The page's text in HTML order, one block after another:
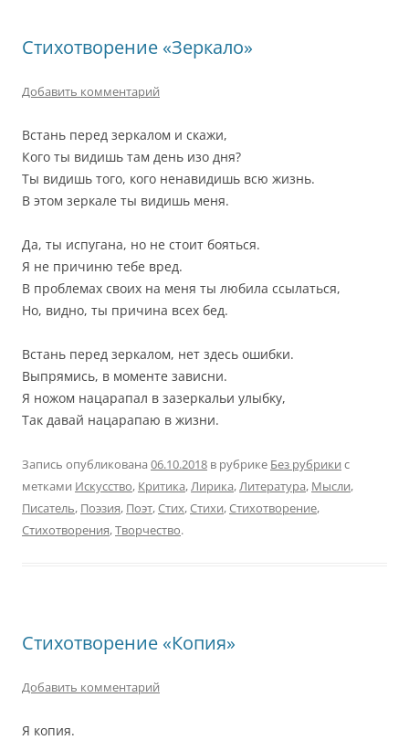
Стихотворение «Зеркало»
Добавить комментарий
Встань перед зеркалом и скажи,
Кого ты видишь там день изо дня?
Ты видишь того, кого ненавидишь всю жизнь.
В этом зеркале ты видишь меня.
Да, ты испугана, но не стоит бояться.
Я не причиню тебе вред.
В проблемах своих на меня ты любила ссылаться,
Но, видно, ты причина всех бед.
Встань перед зеркалом, нет здесь ошибки.
Выпрямись, в моменте зависни.
Я ножом нацарапал в зазеркальи улыбку,
Так давай нацарапаю в жизни.
Запись опубликована 06.10.2018 в рубрике Без рубрики с
метками Искусство, Критика,Лирика,Литература, Мысли,
Писатель, Поэзия, Поэт,Стих,Стихи,Стихотворение,
Стихотворения,Творчество.
Стихотворение «Копия»
Добавить комментарий
Я копия.